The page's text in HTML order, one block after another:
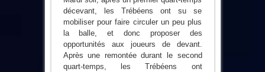
décevant, les Trébéens ont su se
mobiliser pour faire circuler un peu plus
la balle, et donc proposer des
opportunités aux joueurs de devant.
Après une remontée durant le second
quart-temps, les Trébéens ont